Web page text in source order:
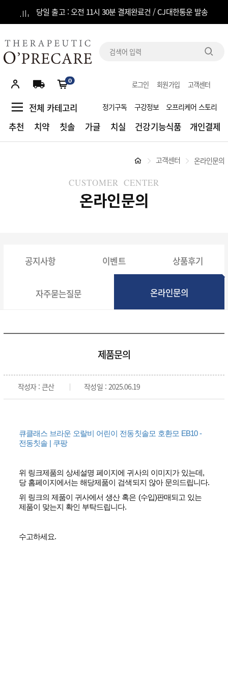
당일 출고 : 오전 11시 30분 결제완료건 / CJ대한통운 발송
로그인 회원가입 고객센터
0
전체 카테고리
추천
치약 칫솔 가글 치실 건강기능식품 개인결제
정기구독 구강정보 오프리케어 스토리
고객센터 온라인문의
CUSTOMER CENTER
온라인문의
공지사항 이벤트 상품후기
자주묻는질문 온라인문의
제품문의
작성자 : 큰산 작성일 : 2025.06.19
큐클래스 브라운 오랄비 어린이 전동칫솔모 호환모 EB10 -
전동칫솔 | 쿠팡
위 링크제품의 상세설명 페이지에 귀사의 이미지가 있는데,
당 홈페이지에서는 해당제품이 검색되지 않아 문의드립니다.
위 링크의 제품이 귀사에서 생산 혹은 (수입)판매되고 있는
제품이 맞는지 확인 부탁드립니다.
수고하세요.
카테고리
추천
치약
오프리케어
스토리